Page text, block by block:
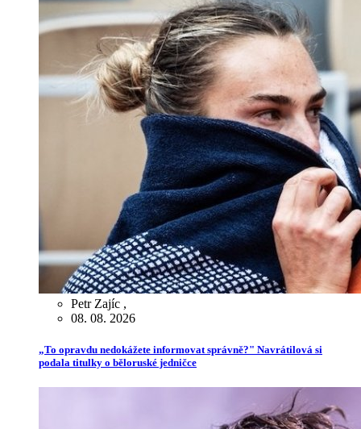
Petr Zajíc ,
08. 08. 2026
„To opravdu nedokážete informovat správně?" Navrátilová si
podala titulky o běloruské jedničce